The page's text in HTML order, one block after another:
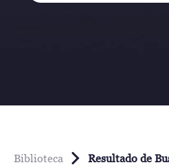
Biblioteca Resultado de